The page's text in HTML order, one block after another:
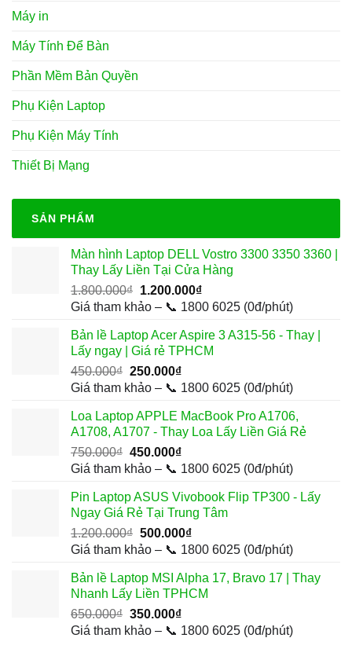
Máy in
Máy Tính Để Bàn
Phần Mềm Bản Quyền
Phụ Kiện Laptop
Phụ Kiện Máy Tính
Thiết Bị Mạng
SẢN PHẨM
Màn hình Laptop DELL Vostro 3300 3350 3360 |
Thay Lấy Liền Tại Cửa Hàng
1.800.000₫ Giá
gốc
1.800.000₫.
1.200.000₫Giá
hiện
là:
1.200.000₫.
Giá tham khảo – 📞 1800 6025 (0đ/phút)
Bản lề Laptop Acer Aspire 3 A315-56 - Thay |
Lấy ngay | Giá rẻ TPHCM
450.000₫ Giá
gốc
450.000₫.
250.000₫Giá
hiện
là:
250.000₫.
Giá tham khảo – 📞 1800 6025 (0đ/phút)
Loa Laptop APPLE MacBook Pro A1706,
A1708, A1707 - Thay Loa Lấy Liền Giá Rẻ
750.000₫ Giá
gốc
750.000₫.
450.000₫Giá
hiện
là:
450.000₫.
Giá tham khảo – 📞 1800 6025 (0đ/phút)
Pin Laptop ASUS Vivobook Flip TP300 - Lấy
Ngay Giá Rẻ Tại Trung Tâm
1.200.000₫ Giá
gốc
1.200.000₫.
500.000₫Giá
hiện
là:
500.000₫.
Giá tham khảo – 📞 1800 6025 (0đ/phút)
Bản lề Laptop MSI Alpha 17, Bravo 17 | Thay
Nhanh Lấy Liền TPHCM
650.000₫ Giá
gốc
350.000₫Giá
hiện
Giá tham khảo – 📞 1800 6025 (0đ/phút)